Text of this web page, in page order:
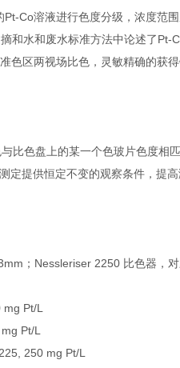
Co溶液进行色度分级，浓度范
和水和废水标准方法中论述了Pt-
色区两视场比色，灵敏精确的获
比色盘上的某一个色玻片色度相匹
提供恒定不变的观察条件，提高
；Nessleriser 2250 比色器，
Pt/L
Pt/L
250 mg Pt/L